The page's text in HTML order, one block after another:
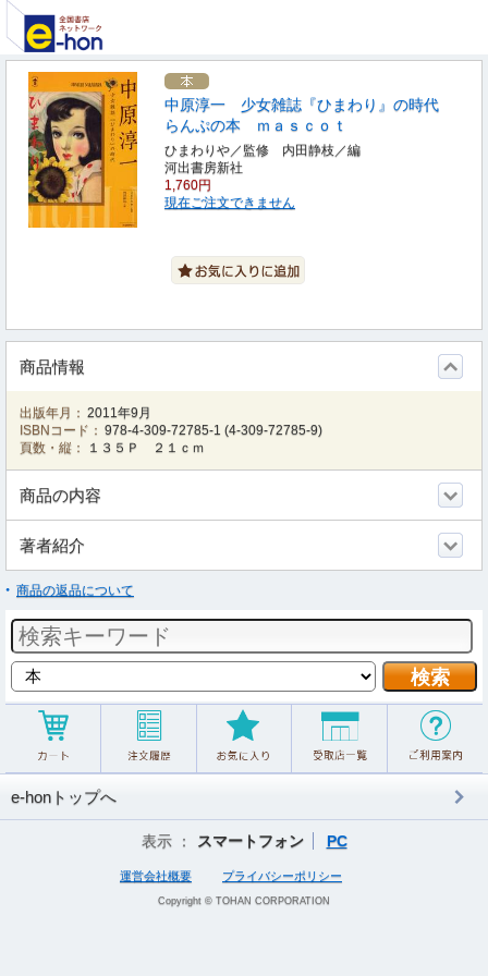
中原淳一 少女雑誌『ひまわり』の時代
らんぷの本 ｍａｓｃｏｔ
ひまわりや／監修 内田静枝／編
河出書房新社
1,760円
現在ご注文できません
商品情報
出版年月： 2011年9月
ISBNコード： 978-4-309-72785-1 (4-309-72785-9)
頁数・縦：
１３５Ｐ ２１ｃｍ
商品の内容
著者紹介
商品の返品について
e-honトップへ
表示 ： スマートフォン PC
運営会社概要 プライバシーポリシー
Copyright © TOHAN CORPORATION